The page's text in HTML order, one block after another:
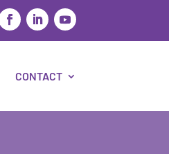
CONTACT